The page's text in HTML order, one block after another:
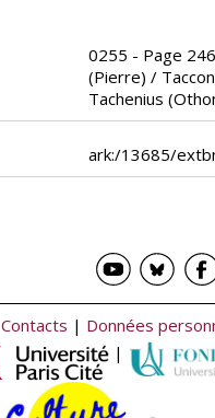
0255 - Page
(Pierre) /
Tachenius
ark:/13685/
Contacts | Données
|